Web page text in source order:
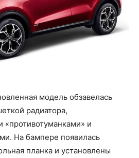
модель обзавелась
радиатора,
и
На бампере появилась
планка и установлены